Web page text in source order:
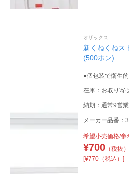
オザックス
新くねくねス
(500ホン)
●個包装で衛生的
在庫：お取り寄
納期：通常9営
メーカー品番：
希望小売価格/参
¥700（税抜）
[¥770（税込）]